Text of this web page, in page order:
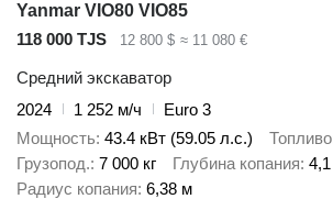
Yanmar VIO80 VIO85
118 000 TJS
12 800 $ ≈ 11 080 €
Средний экскаватор
2024
1 252 м/ч
Euro 3
Мощность 43.4 кВт (59.05 л.с.) Топливо
Грузопод. 7 000 кг Глубина копания
Радиус копания 6,38 м